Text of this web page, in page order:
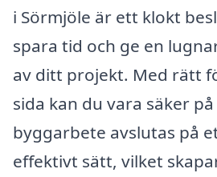
i Sörmjöle är ett klokt
spara tid och ge en
av ditt projekt. Med rätt
sida kan du vara säker
byggarbete avslutas på
effektivt sätt, vilket